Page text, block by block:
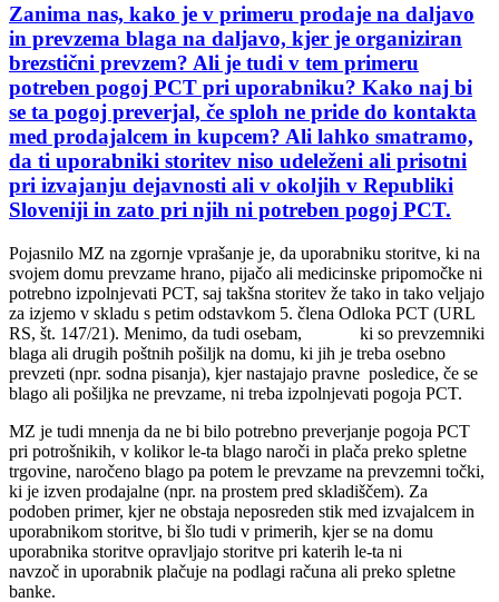
Zanima nas, kako je v primeru prodaje na daljavo
in prevzema blaga na daljavo, kjer je organiziran
brezstični prevzem? Ali je tudi v tem primeru
potreben pogoj PCT pri uporabniku? Kako naj bi
se ta pogoj preverjal, če sploh ne pride do kontakta
med prodajalcem in kupcem? Ali lahko smatramo,
da ti uporabniki storitev niso udeleženi ali prisotni
pri izvajanju dejavnosti ali v okoljih v Republiki
Sloveniji in zato pri njih ni potreben pogoj PCT.
Pojasnilo MZ na zgornje vprašanje je, da uporabniku storitve, ki na
svojem domu prevzame hrano, pijačo ali medicinske pripomočke ni
potrebno izpolnjevati PCT, saj takšna storitev že tako in tako veljajo
za izjemo v skladu s petim odstavkom 5. člena Odloka PCT (URL
RS, št. 147/21). Menimo, da tudi osebam, ki so prevzemniki
blaga ali drugih poštnih pošiljk na domu, ki jih je treba osebno
prevzeti (npr. sodna pisanja), kjer nastajajo pravne posledice, če se
blago ali pošiljka ne prevzame, ni treba izpolnjevati pogoja PCT.
MZ je tudi mnenja da ne bi bilo potrebno preverjanje pogoja PCT
pri potrošnikih, v kolikor le-ta blago naroči in plača preko spletne
trgovine, naročeno blago pa potem le prevzame na prevzemni točki,
ki je izven prodajalne (npr. na prostem pred skladiščem). Za
podoben primer, kjer ne obstaja neposreden stik med izvajalcem in
uporabnikom storitve, bi šlo tudi v primerih, kjer se na domu
uporabnika storitve opravljajo storitve pri katerih le-ta ni
navzoč in uporabnik plačuje na podlagi računa ali preko spletne
banke.